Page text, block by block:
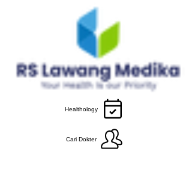
Healthology
Cari Dokter